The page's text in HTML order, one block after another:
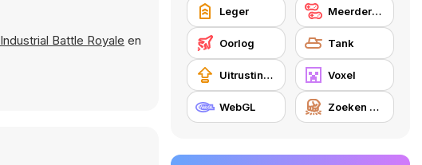
Industrial Battle Royale en
Leger Meerdere spelers
Oorlog Tank
Uitrustingsupgrades kopen Voxel
WebGL Zoeken en vernietigen